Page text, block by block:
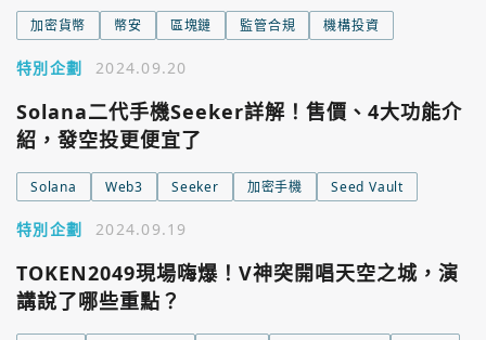
加密貨幣 幣安 區塊鏈 監管合規 機構投資
特別企劃 2024.09.20
Solana二代手機Seeker詳解！售價、4大功能介
紹，發空投更便宜了
Solana Web3 Seeker 加密手機 Seed Vault
特別企劃 2024.09.19
TOKEN2049現場嗨爆！V神突開唱天空之城，演
講說了哪些重點？